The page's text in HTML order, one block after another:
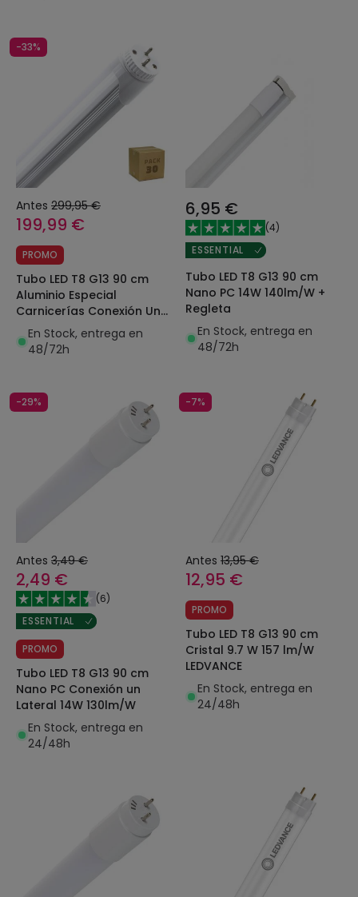
-33%
Antes 299,95 €
199,99 €
PROMO
Tubo LED T8 G13 90 cm
Aluminio Especial
Carnicerías Conexión Un
Lateral 12W 120 lm/W
(Pack 30 un)
En Stock, entrega en
48/72h
6,95 €
(4)
ESSENTIAL
Tubo LED T8 G13 90 cm
Nano PC 14W 140lm/W +
Regleta
En Stock, entrega en
48/72h
-29%
Antes 3,49 €
2,49 €
(6)
ESSENTIAL
PROMO
Tubo LED T8 G13 90 cm
Nano PC Conexión un
Lateral 14W 130lm/W
En Stock, entrega en
24/48h
-7%
Antes 13,95 €
12,95 €
PROMO
Tubo LED T8 G13 90 cm
Cristal 9.7 W 157 lm/W
LEDVANCE
En Stock, entrega en
24/48h